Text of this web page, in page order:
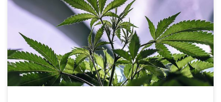
Kush to lokalna indica, która dała początek wielu szeroko
stosowanym […]